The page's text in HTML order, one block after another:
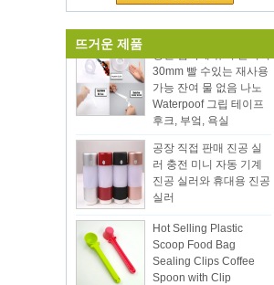
식품 저장 진공 실러
다
심천 Kring은 8 온료에 다시 열립니
다.2022. 더 많은 Bussiness 정보를 보려
면 Wendy에 문의하십시오.전자 메일
: sales5@kring.com 전화 / Whatsapp
: +8 ...
뜨거운 제품
이와기구를 요리와 설정
30mm 빨 수있는 재사용
가능 잔여 물 없음 나노
Waterpoof 그립 테이프
후크, 부엌, 욕실
공장 직접 판매 진공 실
러 충전 미니 자동 기계
진공 실러와 휴대용 진공
실러
Hot Selling Plastic
Scoop Food Bag
Sealing Clips Coffee
Spoon with Clip